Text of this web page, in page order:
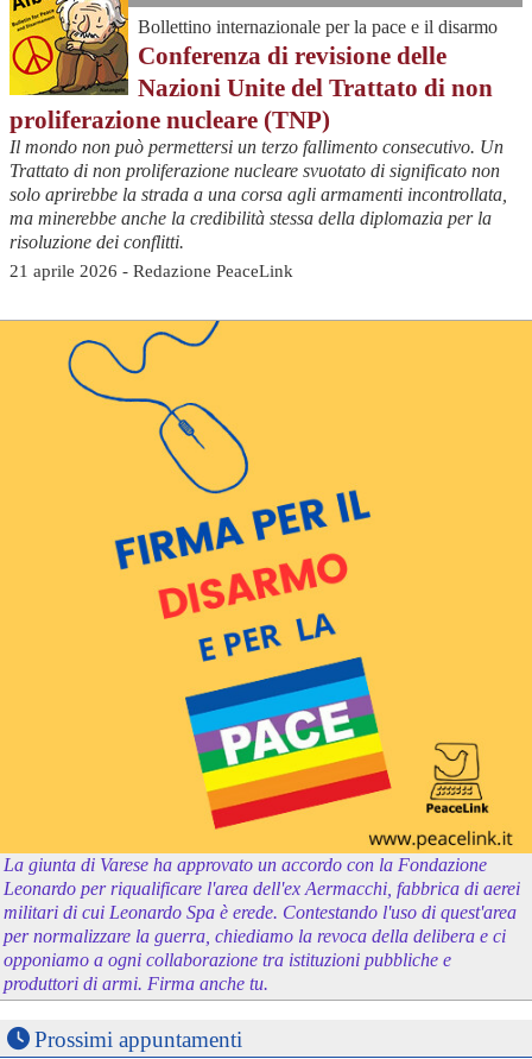
Bollettino internazionale per la pace e il disarmo
Conferenza di revisione delle
Nazioni Unite del Trattato di non
proliferazione nucleare (TNP)
Il mondo non può permettersi un terzo fallimento consecutivo. Un
Trattato di non proliferazione nucleare svuotato di significato non
solo aprirebbe la strada a una corsa agli armamenti incontrollata,
ma minerebbe anche la credibilità stessa della diplomazia per la
risoluzione dei conflitti.
21 aprile 2026 - Redazione PeaceLink
La giunta di Varese ha approvato un accordo con la Fondazione
Leonardo per riqualificare l'area dell'ex Aermacchi, fabbrica di aerei
militari di cui Leonardo Spa è erede. Contestando l'uso di quest'area
per normalizzare la guerra, chiediamo la revoca della delibera e ci
opponiamo a ogni collaborazione tra istituzioni pubbliche e
produttori di armi. Firma anche tu.
Prossimi appuntamenti